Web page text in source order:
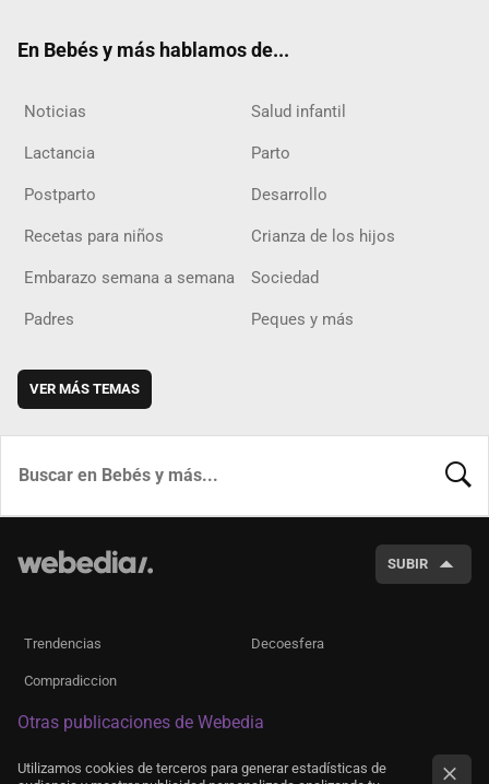
En Bebés y más hablamos de...
Noticias Salud infantil
Lactancia Parto
Postparto Desarrollo
Recetas para niños Crianza de los hijos
Embarazo semana a semana Sociedad
Padres Peques y más
VER MÁS TEMAS
SUBIR
Trendencias Decoesfera
Compradiccion
Otras publicaciones de Webedia
Utilizamos cookies de terceros para generar estadísticas de